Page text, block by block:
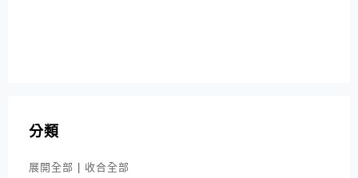
分類
展開全部
收合全部